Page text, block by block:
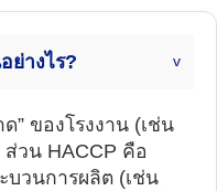
ย่างไร?
” ของโรงงาน (เช่น
วน HACCP คือ
บวนการผลิต (เช่น